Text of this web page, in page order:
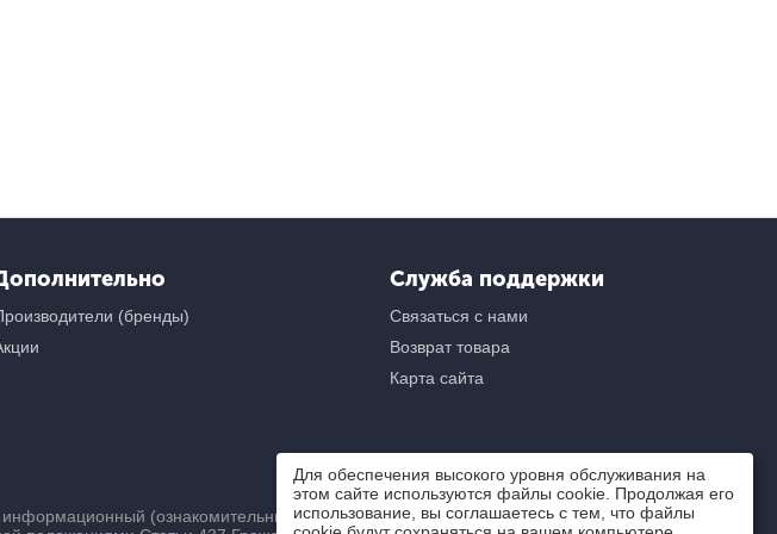
(бренды)
Служба поддержки
Связаться с нами
Возврат товара
Карта сайта
(ознакомительный) характер и ни при
Для обеспечения высокого уровня обслуживания на
этом сайте используются файлы cookie. Продолжая его
использование, вы соглашаетесь с тем, что файлы